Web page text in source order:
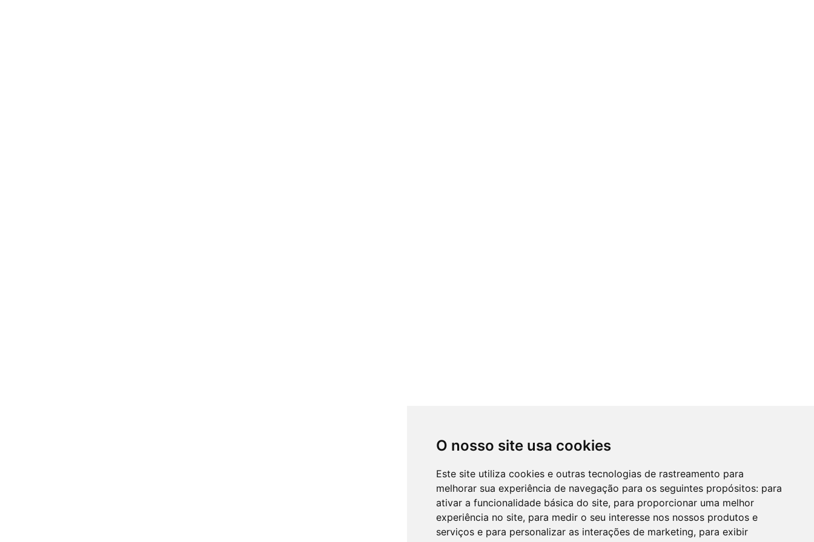
O nosso site usa cookies
Este site utiliza cookies e outras tecnologias de rastreamento para
melhorar sua experiência de navegação para os seguintes propósitos: para
ativar a funcionalidade básica do site, para proporcionar uma melhor
experiência no site, para medir o seu interesse nos nossos produtos e
serviços e para personalizar as interações de marketing, para exibir